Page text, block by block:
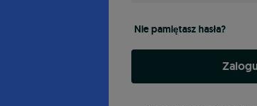
Nie pamiętasz hasła?